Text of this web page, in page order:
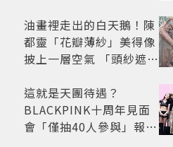
劇
油畫裡走出的白天鵝！陳
都靈「花瓣薄紗」美得像
披上一層空氣 「頭紗遮
太仙
這就是天團待遇？
BLACKPINK十周年見面
會「僅抽40人參與」報名